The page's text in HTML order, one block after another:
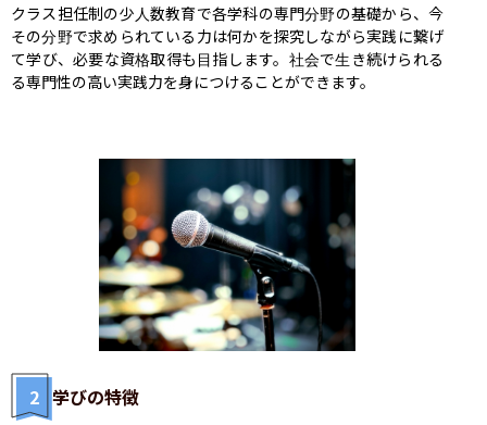
クラス担任制の少人数教育で各学科の専門分野の基礎から、今
その分野で求められている力は何かを探究しながら実践に繋げ
て学び、必要な資格取得も目指します。社会で生き続けられる
る専門性の高い実践力を身につけることができます。
2 学びの特徴